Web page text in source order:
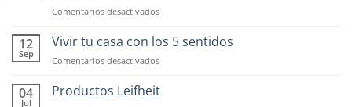
Comentarios desactivadosen
OXO:
hermticos
cocina
12
Sep
Vivir tu casa con los 5 sentidos
Comentarios desactivadosen
tu
04
Jul
Productos Leifheit